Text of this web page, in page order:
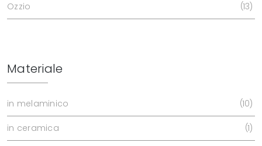
Ozzio 13
Materiale
in melaminico 10
in ceramica 1